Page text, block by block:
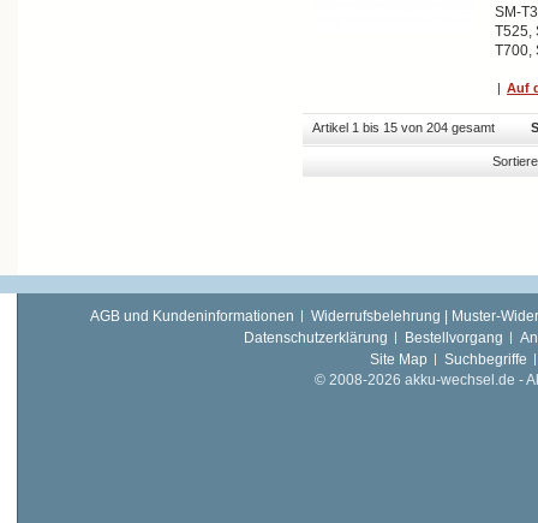
SM-
T525,
T700,
| Auf
Artikel 1 bis 15 von 204 gesamt
AGB und Kundeninformationen
Widerrufsbelehrung | Muster-
Datenschutzerklärung
Bestellvorgang
Site Map
Suchbegriffe
© 2008-2026 akku-wechsel.de -